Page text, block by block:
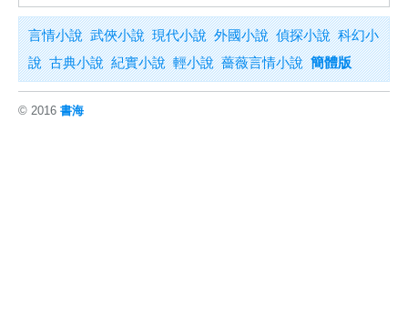
言情小說 武俠小說 現代小說 外國小說 偵探小說 科幻小
說 古典小說 紀實小說 輕小說 薔薇言情小說 簡體版
© 2016 書海